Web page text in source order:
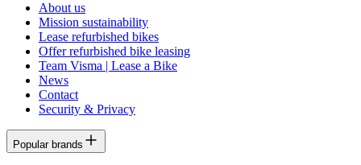
About us
Mission sustainability
Lease refurbished bikes
Offer refurbished bike leasing
Team Visma | Lease a Bike
News
Contact
Security & Privacy
Popular brands